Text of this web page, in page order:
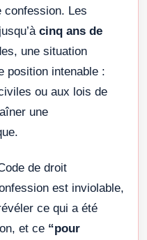
confession. Les
cinq ans de
une situation
position intenable :
ou aux lois de
une
de droit
est inviolable,
ce qui a été
et ce “pour